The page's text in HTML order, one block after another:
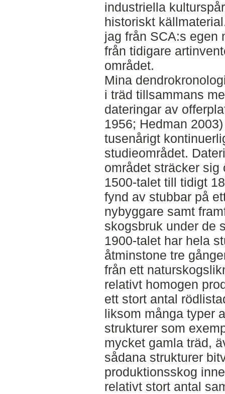
industriella
historiskt
jag från SCA:s egen
från tidigare
området.
Mina
i träd tillsammans
dateringar av
1956; Hedman
tusenårigt
studieområdet.
området sträcker sig
1500-talet till tidigt
fynd av stubbar på
nybyggare samt
skogsbruk under de
1900-talet har hela
åtminstone tre
från ett
relativt homogen
ett stort antal
liksom många typer
strukturer som
mycket gamla träd,
sådana strukturer
produktionsskog
relativt stort antal